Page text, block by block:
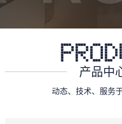
产品中
动态、技术、服务